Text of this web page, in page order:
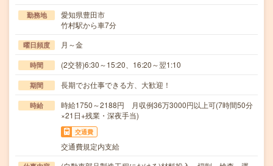
勤務地
愛知県豊田市
竹村駅から車7分
曜日頻度 月～金
時間 (2交替)6:30～15:20、16:20～翌1:10
期間 長期でお仕事できる方、大歓迎！
時給
時給1750～2188円 月収例36万3000円以上可(7時間50分
×21日+残業・深夜手当)
交通費
交通費規定内支給